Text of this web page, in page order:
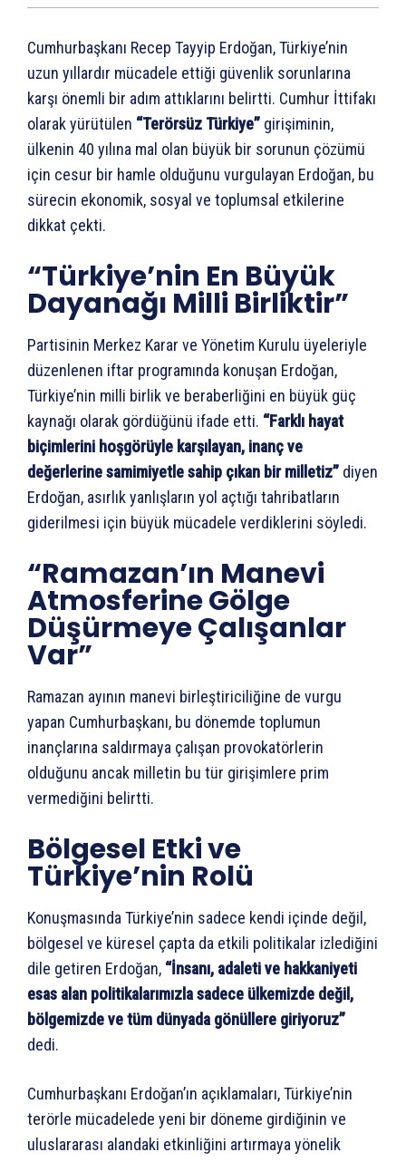
Cumhurbaşkanı Recep Tayyip Erdoğan, Türkiye’nin
uzun yıllardır mücadele ettiği güvenlik sorunlarına
karşı önemli bir adım attıklarını belirtti. Cumhur İttifakı
olarak yürütülen “Terörsüz Türkiye” girişiminin,
ülkenin 40 yılına mal olan büyük bir sorunun çözümü
için cesur bir hamle olduğunu vurgulayan Erdoğan, bu
sürecin ekonomik, sosyal ve toplumsal etkilerine
dikkat çekti.
“Türkiye’nin En Büyük
Dayanağı Milli Birliktir”
Partisinin Merkez Karar ve Yönetim Kurulu üyeleriyle
düzenlenen iftar programında konuşan Erdoğan,
Türkiye’nin milli birlik ve beraberliğini en büyük güç
kaynağı olarak gördüğünü ifade etti. “Farklı hayat
biçimlerini hoşgörüyle karşılayan, inanç ve
değerlerine samimiyetle sahip çıkan bir milletiz” diyen
Erdoğan, asırlık yanlışların yol açtığı tahribatların
giderilmesi için büyük mücadele verdiklerini söyledi.
“Ramazan’ın Manevi
Atmosferine Gölge
Düşürmeye Çalışanlar
Var”
Ramazan ayının manevi birleştiriciliğine de vurgu
yapan Cumhurbaşkanı, bu dönemde toplumun
inançlarına saldırmaya çalışan provokatörlerin
olduğunu ancak milletin bu tür girişimlere prim
vermediğini belirtti.
Bölgesel Etki ve
Türkiye’nin Rolü
Konuşmasında Türkiye’nin sadece kendi içinde değil,
bölgesel ve küresel çapta da etkili politikalar izlediğini
dile getiren Erdoğan, “İnsanı, adaleti ve hakkaniyeti
esas alan politikalarımızla sadece ülkemizde değil,
bölgemizde ve tüm dünyada gönüllere giriyoruz”
dedi.
Cumhurbaşkanı Erdoğan’ın açıklamaları, Türkiye’nin
terörle mücadelede yeni bir döneme girdiğinin ve
uluslararası alandaki etkinliğini artırmaya yönelik